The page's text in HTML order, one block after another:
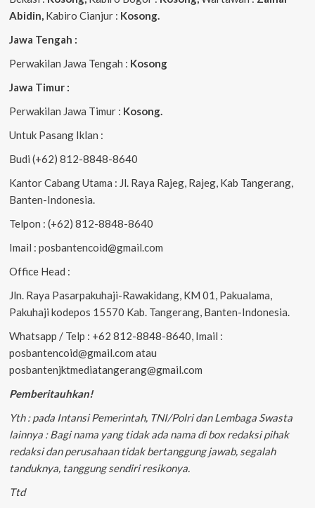
Abidin, Kabiro Cianjur : Kosong.
Jawa Tengah :
Perwakilan Jawa Tengah : Kosong
Jawa Timur :
Perwakilan Jawa Timur : Kosong.
Untuk Pasang Iklan :
Budi (+62) 812-8848-8640
Kantor Cabang Utama : Jl. Raya Rajeg, Rajeg, Kab Tangerang,
Banten-Indonesia.
Telpon : (+62) 812-8848-8640
Imail : posbantencoid@gmail.com
Office Head :
Jln. Raya Pasarpakuhaji-Rawakidang, KM 01, Pakualama,
Pakuhaji kodepos 15570 Kab. Tangerang, Banten-Indonesia.
Whatsapp / Telp : +62 812-8848-8640, Imail :
posbantencoid@gmail.com atau
posbantenjktmediatangerang@gmail.com
Pemberitauhkan!
Yth : pada Intansi Pemerintah, TNI/Polri dan Lembaga Swasta
lainnya : Bagi nama yang tidak ada nama di box redaksi pihak
redaksi dan perusahaan tidak bertanggung jawab, segalah
tanduknya, tanggung sendiri resikonya.
Ttd